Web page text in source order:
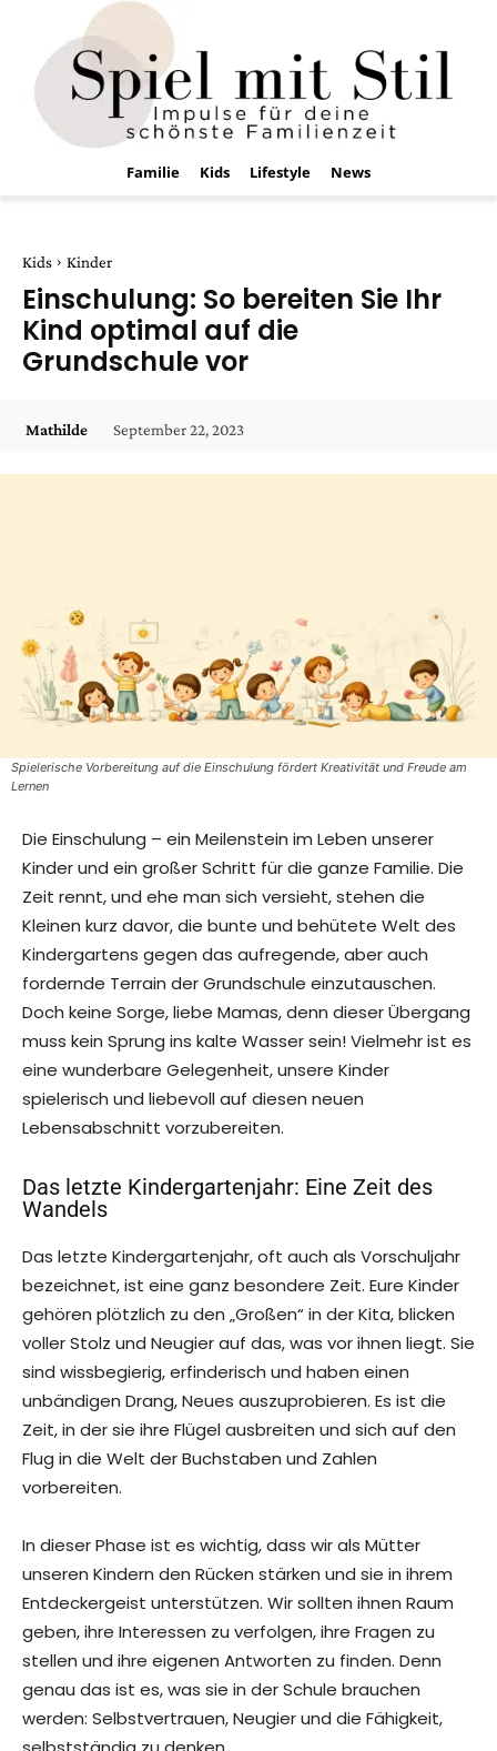
Familie Kids Lifestyle News
Kids Kinder
Einschulung: So bereiten Sie Ihr
Kind optimal auf die
Grundschule vor
Mathilde September 22, 2023
Spielerische Vorbereitung auf die Einschulung fördert Kreativität und Freude am
Lernen
Die Einschulung – ein Meilenstein im Leben unserer
Kinder und ein großer Schritt für die ganze Familie. Die
Zeit rennt, und ehe man sich versieht, stehen die
Kleinen kurz davor, die bunte und behütete Welt des
Kindergartens gegen das aufregende, aber auch
fordernde Terrain der Grundschule einzutauschen.
Doch keine Sorge, liebe Mamas, denn dieser Übergang
muss kein Sprung ins kalte Wasser sein! Vielmehr ist es
eine wunderbare Gelegenheit, unsere Kinder
spielerisch und liebevoll auf diesen neuen
Lebensabschnitt vorzubereiten.
Das letzte Kindergartenjahr: Eine Zeit des
Wandels
Das letzte Kindergartenjahr, oft auch als Vorschuljahr
bezeichnet, ist eine ganz besondere Zeit. Eure Kinder
gehören plötzlich zu den „Großen“ in der Kita, blicken
voller Stolz und Neugier auf das, was vor ihnen liegt. Sie
sind wissbegierig, erfinderisch und haben einen
unbändigen Drang, Neues auszuprobieren. Es ist die
Zeit, in der sie ihre Flügel ausbreiten und sich auf den
Flug in die Welt der Buchstaben und Zahlen
vorbereiten.
In dieser Phase ist es wichtig, dass wir als Mütter
unseren Kindern den Rücken stärken und sie in ihrem
Entdeckergeist unterstützen. Wir sollten ihnen Raum
geben, ihre Interessen zu verfolgen, ihre Fragen zu
stellen und ihre eigenen Antworten zu finden. Denn
genau das ist es, was sie in der Schule brauchen
werden: Selbstvertrauen, Neugier und die Fähigkeit,